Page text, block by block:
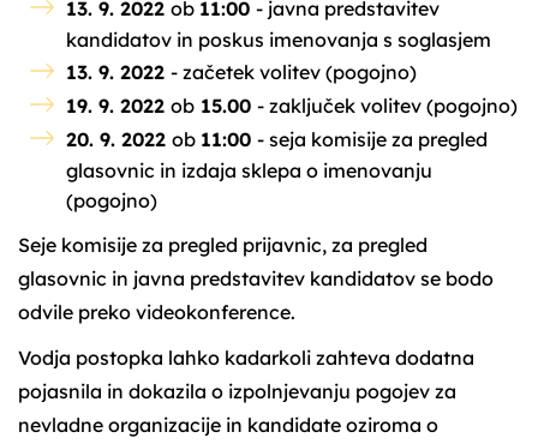
13. 9. 2022 ob 11:00 - javna predstavitev
kandidatov in poskus imenovanja s soglasjem
13. 9. 2022 - začetek volitev (pogojno)
19. 9. 2022 ob 15.00 - zaključek volitev (pogojno)
20. 9. 2022 ob 11:00 - seja komisije za pregled
glasovnic in izdaja sklepa o imenovanju
(pogojno)
Seje komisije za pregled prijavnic, za pregled
glasovnic in javna predstavitev kandidatov se bodo
odvile preko videokonference.
Vodja postopka lahko kadarkoli zahteva dodatna
pojasnila in dokazila o izpolnjevanju pogojev za
nevladne organizacije in kandidate oziroma o